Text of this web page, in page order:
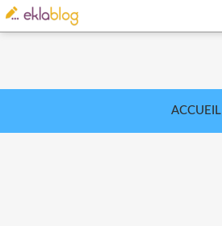
ACCUEIL